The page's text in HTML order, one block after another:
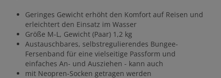
Geringes Gewicht erhöht den Komfort auf Reisen und
erleichtert den Einsatz im Wasser
Größe M-L, Gewicht (Paar) 1,2 kg
Austauschbares, selbstregulierendes Bungee-
Fersenband für eine vielseitige Passform und
einfaches An- und Ausziehen - kann auch
mit Neopren-Socken getragen werden